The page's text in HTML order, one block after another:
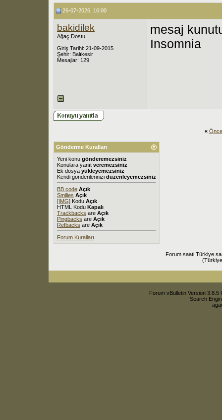
26-07-2026, 16:00
bakidilek
Ağaç Dostu
Giriş Tarihi: 21-09-2015
Şehir: Balıkesir
Mesajlar: 129
mesaj
Insomnia
«
Gönderme Kuralları
Yeni konu gönderemezsiniz
Konulara yanıt veremezsiniz
Ek dosya yükleyemezsiniz
Kendi gönderilerinizi düzenleyemezsiniz
BB code Açık
Smilies Açık
[IMG] Kodu Açık
HTML Kodu Kapalı
Trackbacks are Açık
Pingbacks are Açık
Refbacks are Açık
Forum Kuralları
Forum saati Türkiye
Forum vBulletin Version
Search